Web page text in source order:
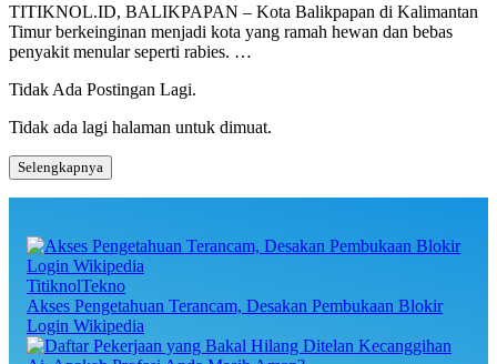
TITIKNOL.ID, BALIKPAPAN – Kota Balikpapan di Kalimantan
Timur berkeinginan menjadi kota yang ramah hewan dan bebas
penyakit menular seperti rabies. …
Tidak Ada Postingan Lagi.
Tidak ada lagi halaman untuk dimuat.
Selengkapnya
TitiknolTekno
Akses Pengetahuan Terancam, Desakan Pembukaan Blokir
Login Wikipedia